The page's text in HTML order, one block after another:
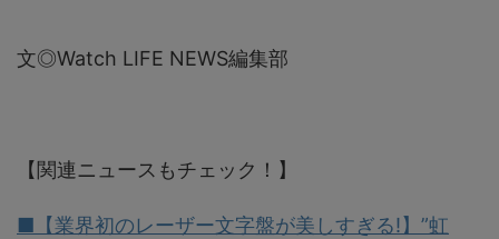
文◎Watch LIFE NEWS編集部
【関連ニュースもチェック！】
■【業界初のレーザー文字盤が美しすぎる!】”虹